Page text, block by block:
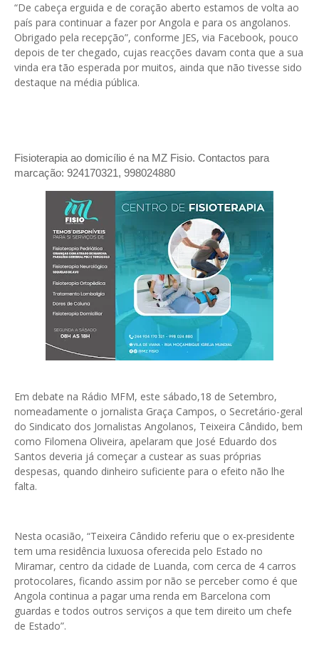
“De cabeça erguida e de coração aberto estamos de volta ao
país para continuar a fazer por Angola e para os angolanos.
Obrigado pela recepção”, conforme JES, via Facebook, pouco
depois de ter chegado, cujas reacções davam conta que a sua
vinda era tão esperada por muitos, ainda que não tivesse sido
destaque na média pública.
Fisioterapia ao domicílio é na MZ Fisio. Contactos para
marcação: 924170321, 998024880
Em debate na Rádio MFM, este sábado,18 de Setembro,
nomeadamente o jornalista Graça Campos, o Secretário-geral
do Sindicato dos Jornalistas Angolanos, Teixeira Cândido, bem
como Filomena Oliveira, apelaram que José Eduardo dos
Santos deveria já começar a custear as suas próprias
despesas, quando dinheiro suficiente para o efeito não lhe
falta.
Nesta ocasião, “Teixeira Cândido referiu que o ex-presidente
tem uma residência luxuosa oferecida pelo Estado no
Miramar, centro da cidade de Luanda, com cerca de 4 carros
protocolares, ficando assim por não se perceber como é que
Angola continua a pagar uma renda em Barcelona com
guardas e todos outros serviços a que tem direito um chefe
de Estado”.